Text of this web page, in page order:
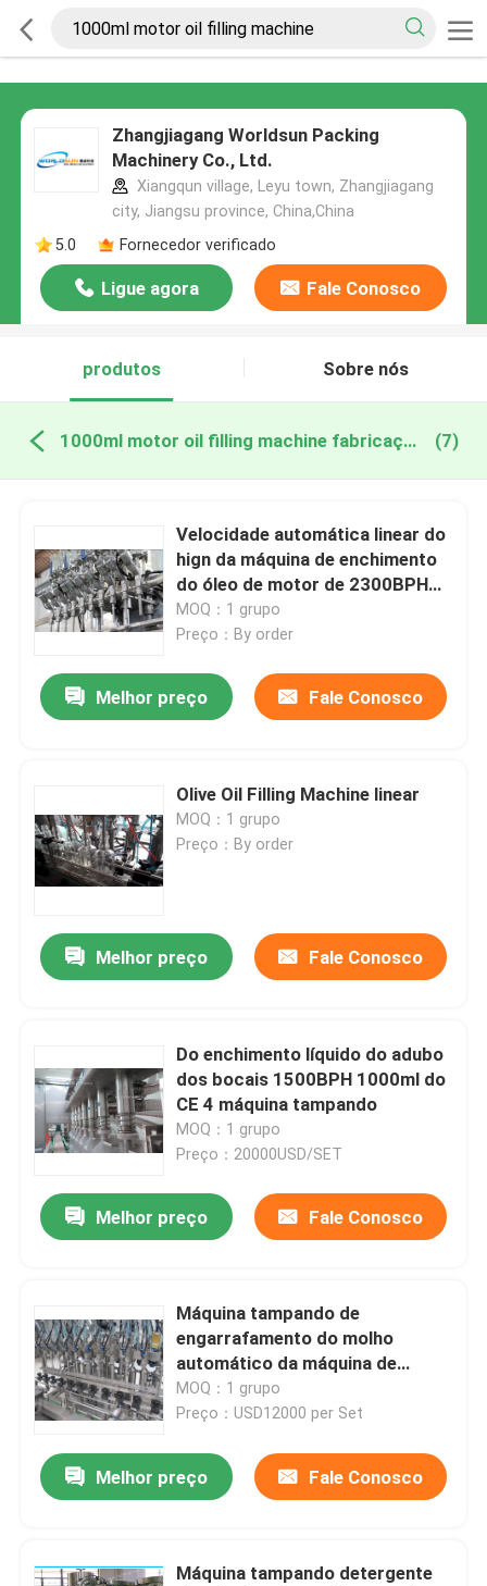
Zhangjiagang Worldsun Packing
Machinery Co., Ltd.
Xiangqun village, Leyu town, Zhangjiagang
city, Jiangsu province, China,China
5.0
Fornecedor verificado
Ligue agora Fale Conosco
produtos Sobre nós
1000ml motor oil filling machine fabricação online (7)
Velocidade automática linear do
hign da máquina de enchimento
do óleo de motor de 2300BPH
1000mL
MOQ：1 grupo
Preço：By order
Melhor preço Fale Conosco
Olive Oil Filling Machine linear
MOQ：1 grupo
Preço：By order
Melhor preço Fale Conosco
Do enchimento líquido do adubo
dos bocais 1500BPH 1000ml do
CE 4 máquina tampando
MOQ：1 grupo
Preço：20000USD/SET
Melhor preço Fale Conosco
Máquina tampando de
engarrafamento do molho
automático da máquina de
enchimento do molho da carne
do controle 1000ml 3000BPH do
MOQ：1 grupo
Preço：USD12000 per Set
Melhor preço Fale Conosco
Máquina tampando detergente